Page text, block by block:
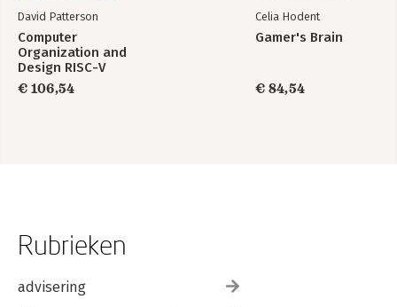
David Patterson
Computer
Organization and
Design RISC-V
Edition
€ 106,54
Celia Hodent
Gamer's Brain
€ 84,54
Rubrieken
advisering